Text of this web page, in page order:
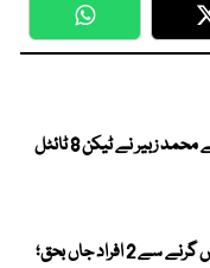
WhatsApp
ای اسپورٹس ورلڈ کپ؛ پاکستان کے محمد زبیر نے ٹیکن 8 ٹائٹل
بارشوں کی تباہی؛ قصور میں چھتیں گرنے سے 2 افراد جاں بحق؛